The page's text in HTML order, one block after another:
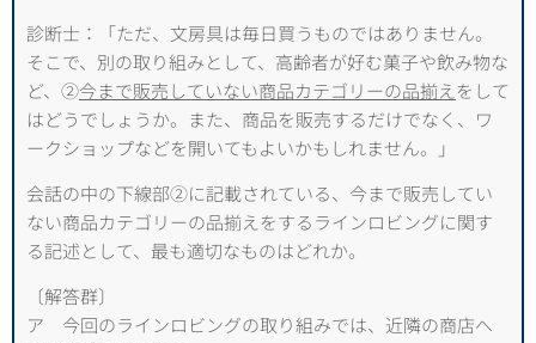
診断士：「ただ、文房具は毎日買うものではありません。
そこで、別の取り組みとして、高齢者が好む菓子や飲み物な
ど、②今まで販売していない商品カテゴリーの品揃え をして
はどうでしょうか。また、商品を販売するだけでなく、ワ
ークショップなどを開いてもよいかもしれません。」
会話の中の下線部②に記載されている、今まで販売してい
ない商品カテゴリーの品揃えをするラインロビングに関す
る記述として、最も適切なものはどれか。
〔解答群〕
ア 今回のラインロビングの取り組みでは、近隣の商店へ